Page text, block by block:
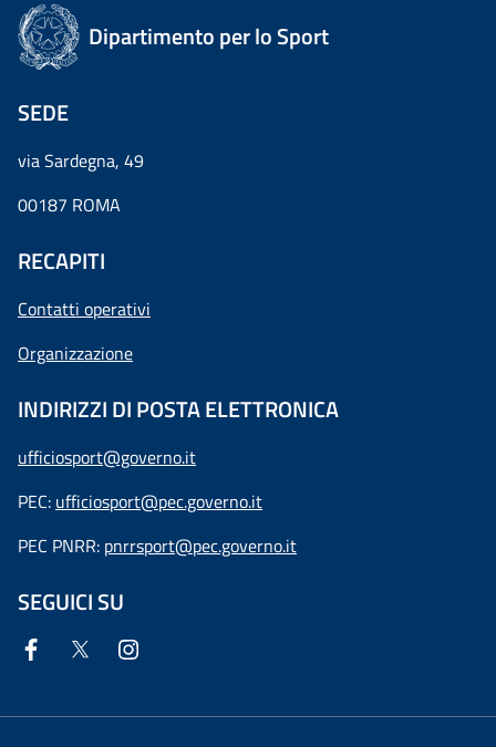
Dipartimento per lo Sport
SEDE
via Sardegna, 49
00187 ROMA
RECAPITI
Contatti operativi
Organizzazione
INDIRIZZI DI POSTA ELETTRONICA
ufficiosport@governo.it
PEC: ufficiosport@pec.governo.it
PEC PNRR: pnrrsport@pec.governo.it
SEGUICI SU